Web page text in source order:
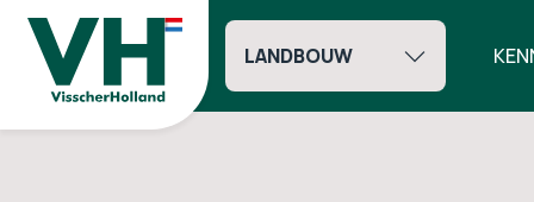
LANDBOUW
Geschiedenis